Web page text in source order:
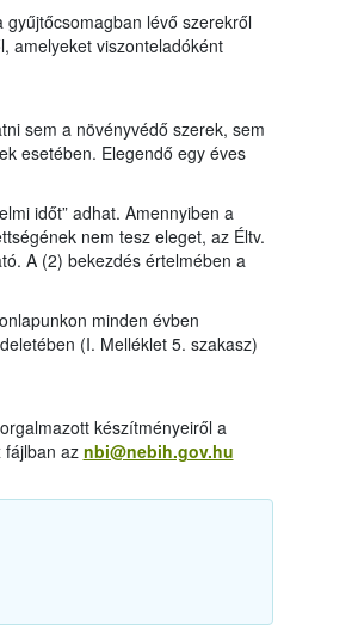
lévő szerekről
amelyeket viszonteladóként
sem a növényvédő szerek, sem
esetében. Elegendő egy éves
időt” adhat. Amennyiben a
nem tesz eleget, az Éltv.
A (2) bekezdés értelmében a
minden évben
(I. Melléklet 5. szakasz)
készítményeiről a
fájlban az nbi@nebih.gov.hu